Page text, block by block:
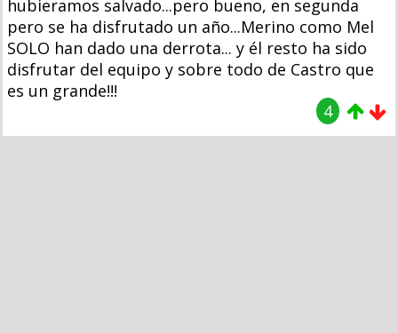
hubieramos salvado...pero bueno, en segunda
pero se ha disfrutado un año...Merino como Mel
SOLO han dado una derrota... y él resto ha sido
disfrutar del equipo y sobre todo de Castro que
es un grande!!!
4